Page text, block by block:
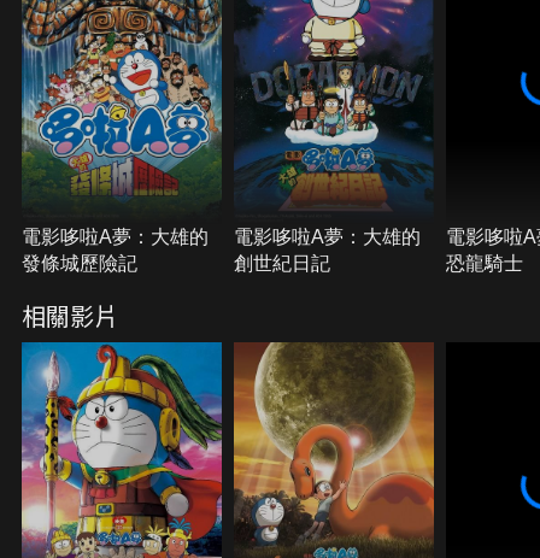
電影哆啦A夢：大雄的
發條城歷險記
電影哆啦A夢：大雄的
創世紀日記
電影哆啦
恐龍騎士
相關影片